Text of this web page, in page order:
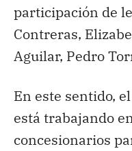
participación de
Contreras,
Aguilar, Pedro
En este sentido,
está trabajando
concesionarios